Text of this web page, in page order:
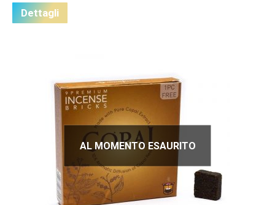
Dettagli
AL MOMENTO ESAURITO